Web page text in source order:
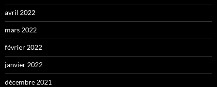
avril 2022
mars 2022
février 2022
janvier 2022
décembre 2021